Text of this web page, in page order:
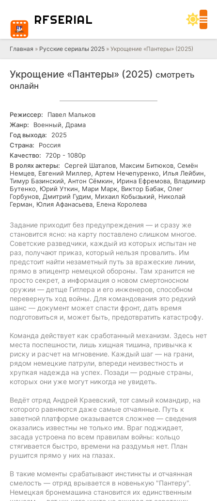
RFSERIAL
Главная » Русские сериалы 2025 » Укрощение «Пантеры» (2025)
Укрощение «Пантеры» (2025) смотреть
онлайн
Режиссер:
Павел Мальков
Жанр:
Военный, Драма
Год выхода:
2025
Страна:
Россия
Качество:
720р - 1080р
В ролях актеры:
Сергей Шаталов, Максим Битюков, Семён
Немцев, Евгений Миллер, Артем Нечепуренко, Илья Лейбин,
Тимур Базинский, Антон Сёмкин, Ирина Ефремова, Владимир
Бутенко, Юрий Уткин, Мари Марк, Виктор Бабак, Олег
Горбунов, Дмитрий Гудим, Михаил Кобызький, Николай
Герман, Юлия Афанасьева, Елена Королева
Задание приходит без предупреждения — и сразу же
становится ясно: на карту поставлено слишком многое.
Советские разведчики, каждый из которых испытан не
раз, получают приказ, который нельзя провалить. Им
предстоит найти незаметный путь за вражеские линии,
прямо в эпицентр немецкой обороны. Там хранится не
просто секрет, а информация о новом смертоносном
оружии — детще Гитлера и его инженеров, способном
перевернуть ход войны. Для командования это редкий
шанс — документ может спасти фронт, дать время
подготовиться и, может быть, предотвратить катастрофу.
Команда действует как сработанный механизм. Здесь нет
места поспешности, лишь хищная тишина, привычка к
риску и расчет на мгновение. Каждый шаг — на грани,
рядом немецкие патрули, впереди неизвестность и
хрупкая надежда на успех. Позади — родные страны,
которых они уже могут никогда не увидеть.
Ведёт отряд Андрей Краевский, тот самый командир, на
которого равняются даже самые отчаянные. Путь к
заветной платформе оказывается сложнее — сведения
оказались известны не только им. Враг поджидает,
засада устроена по всем правилам войны: кольцо
стягивается быстро, времени на раздумья нет. План
рушится прямо у них на глазах.
В такие моменты срабатывают инстинкты и отчаянная
смелость — отряд врывается в новенькую "Пантеру".
Немецкая бронемашина становится их единственным